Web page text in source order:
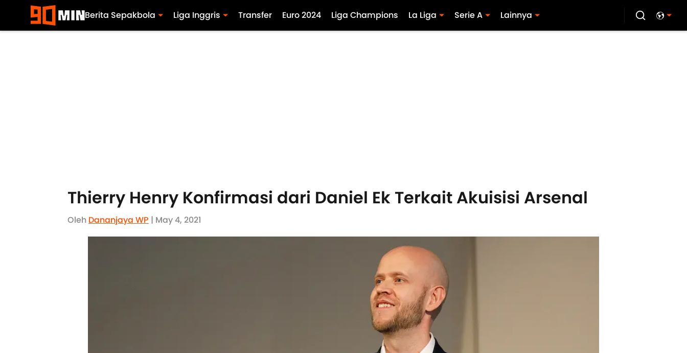
Berita Sepakbola Liga Inggris Transfer Euro 2024 Liga Champions La Liga Serie A Lainnya
Thierry Henry Konfirmasi dari Daniel Ek Terkait Akuisisi Arsenal
Oleh Dananjaya WP | May 4, 2021